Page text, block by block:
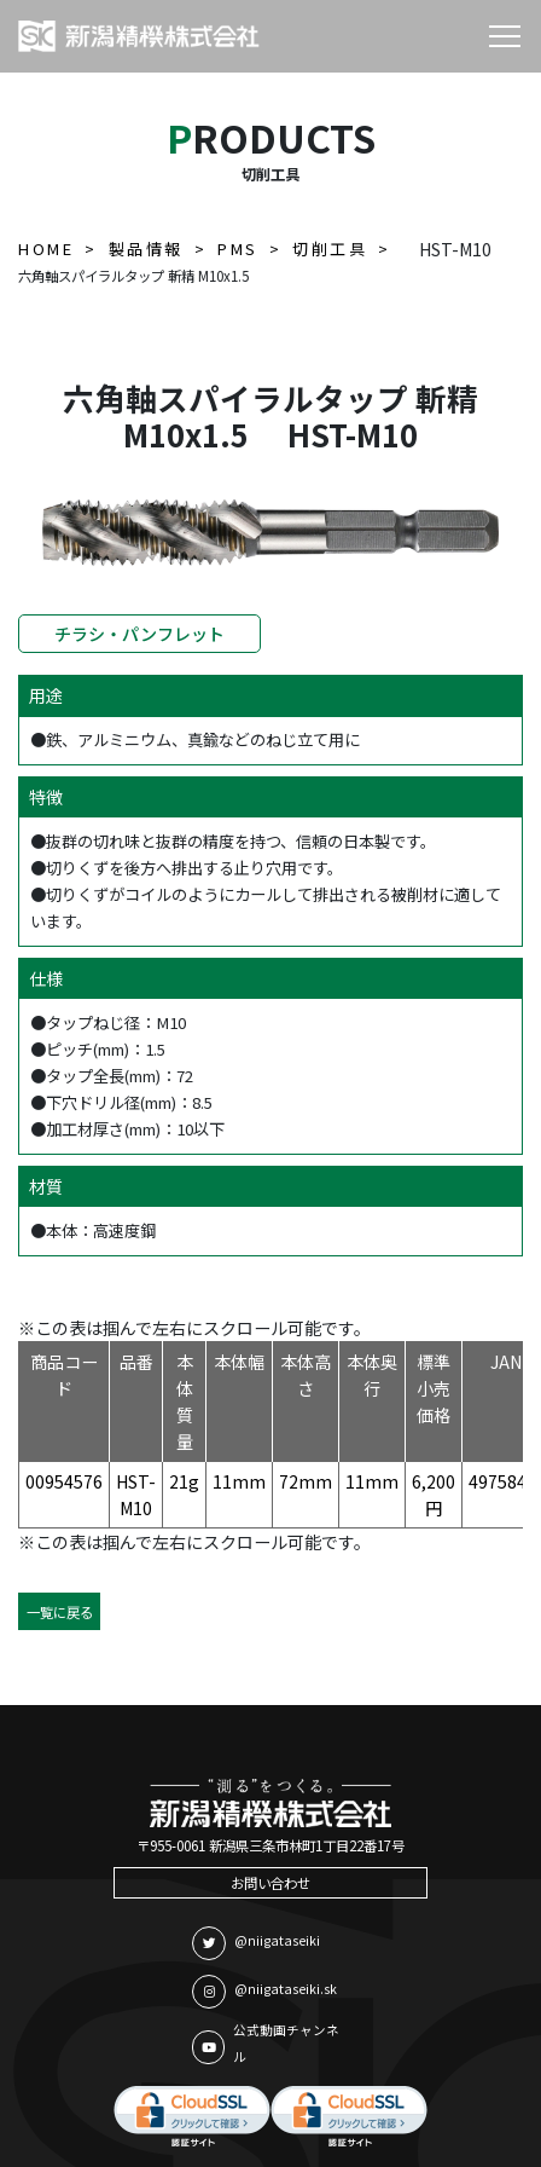
PRODUCTS
切削工具
HOME 製品情報 PMS 切削工具
六角軸スパイラルタップ 斬精 M10x1.5
HST-M10
六角軸スパイラルタップ 斬精
M10x1.5 HST-M10
チラシ・パンフレット
用途
●鉄、アルミニウム、真鍮などのねじ立て用に
特徴
●抜群の切れ味と抜群の精度を持つ、信頼の日本製です。
●切りくずを後方へ排出する止り穴用です。
●切りくずがコイルのようにカールして排出される被削材に適して
います。
仕様
●タップねじ径：M10
●ピッチ(mm)：1.5
●タップ全長(mm)：72
●下穴ドリル径(mm)：8.5
●加工材厚さ(mm)：10以下
材質
●本体：高速度鋼
※この表は掴んで左右にスクロール可能です。
商品コー
ド
品番
本
体
質
量
本体幅
本体高
さ
本体奥
行
標準
小売
価格
JAN
00954576
HST-
M10
21g 11mm 72mm 11mm 6,200
円
※この表は掴んで左右にスクロール可能です。
一覧に戻る
〒955-0061 新潟県三条市林町1丁目22番17号
お問い合わせ
@niigataseiki
@niigataseiki.sk
公式動画チャンネ
ル